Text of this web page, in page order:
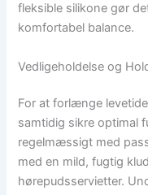
fleksible silikone gør
komfortabel balance.
Vedligeholdelse og
For at forlænge
samtidig sikre optimal
regelmæssigt med
med en mild, fugtig
hørepudsservietter.